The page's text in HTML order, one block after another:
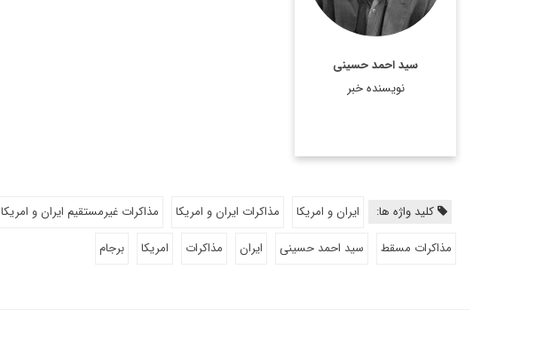
سید احمد حسینی
نویسنده خبر
اطلاعات بیشتر
کلید واژه ها: ایران و امریکا مذاکرات ایران و امریکا مذاکرات غیرمستقیم ایران و امریکا
مذاکرات مسقط
سید احمد حسینی ایران مذاکرات امریکا برجام